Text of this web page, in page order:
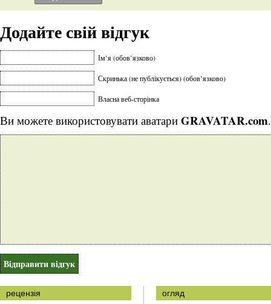
Додайте свій відгук
Ім’я (обов’язково)
Скринька (не публікується) (обов’язково)
Власна веб-сторінка
Ви можете використовувати аватари GRAVATAR.com.
рецензія огляд